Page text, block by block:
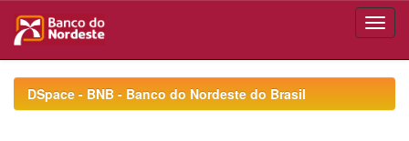
navigationDSpace - BNB - Banco do Nordeste do Brasil